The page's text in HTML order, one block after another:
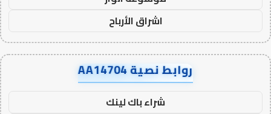
اشراق الأرباح
روابط نصية AA14704
شراء باك لينك